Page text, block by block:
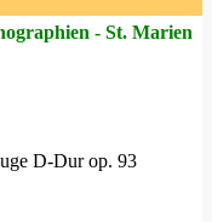
- St. Marien
D-Dur op. 93